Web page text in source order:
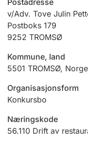
Offentlig sektor
Andre tema
Postadresse
v/Adv. Tove Julin
Postboks 179
9252 TROMSØ
Kommune, land
5501 TROMSØ, Norge
Organisasjonsform
Konkursbo
Næringskode
56.110 Drift av